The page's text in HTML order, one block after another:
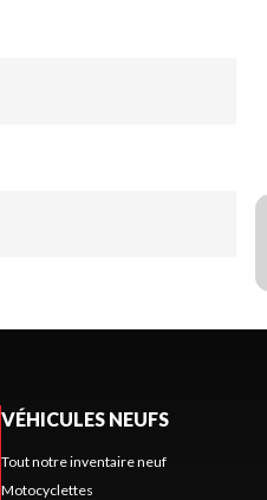
VÉHICULES NEUFS
Tout notre inventaire neuf
Motocyclettes